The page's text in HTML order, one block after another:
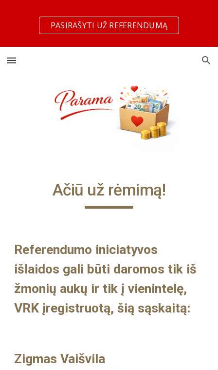
Skip to main content Skip to navigation
PASIRAŠYTI UŽ REFERENDUMĄ
Ačiū už rėmimą!
Referendumo iniciatyvos
išlaidos gali būti daromos tik iš
žmonių aukų ir tik įvienintelę,
VRK įregistruotą, šią sąskaitą:
Zigmas Vaišvila